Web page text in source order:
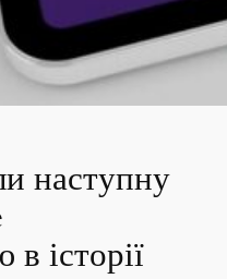
наступну
історії